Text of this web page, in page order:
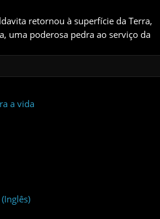
retornou à superfície da Terra,
uma poderosa pedra ao serviço da
a vida